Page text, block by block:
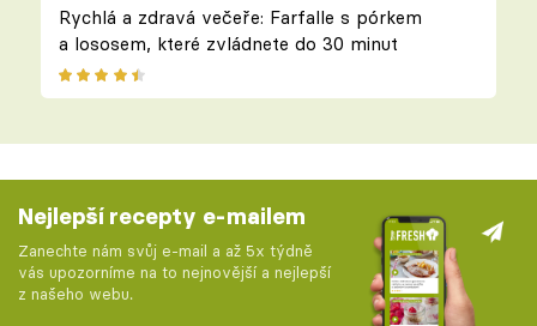
Rychlá a zdravá večeře: Farfalle s pórkem
a lososem, které zvládnete do 30 minut
Nejlepší recepty e-mailem
Zanechte nám svůj e-mail a až 5x týdně
vás upozorníme na to nejnovější a nejlepší
z našeho webu.